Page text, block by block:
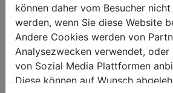
packaging
packaging height in mm
packaging width in mm
packaging length in mm
können daher vom Besucher
werden, wenn Sie diese Website
Andere Cookies werden von
Analysezwecken verwendet, oder
von Sozial Media Plattformen
Diese können auf Wunsch